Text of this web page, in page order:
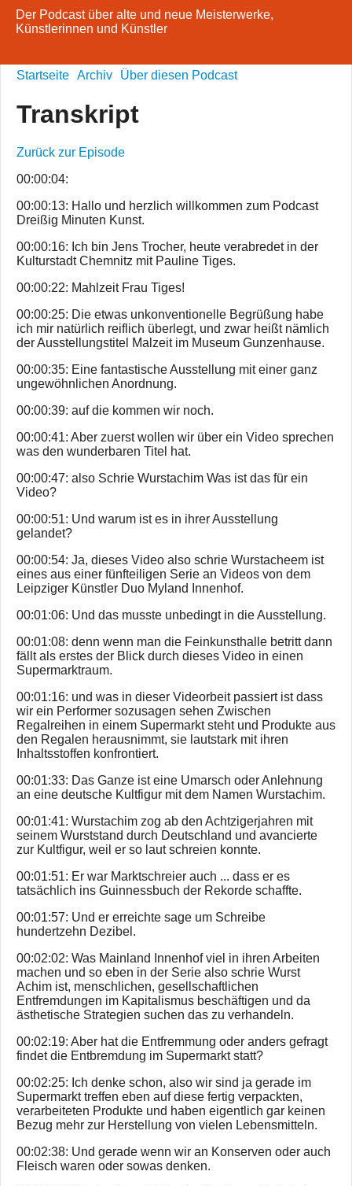
Der Podcast über alte und neue Meisterwerke,
Künstlerinnen und Künstler
Startseite Archiv Über diesen Podcast
Transkript
Zurück zur Episode
00:00:04:
00:00:13: Hallo und herzlich willkommen zum Podcast
Dreißig Minuten Kunst.
00:00:16: Ich bin Jens Trocher, heute verabredet in der
Kulturstadt Chemnitz mit Pauline Tiges.
00:00:22: Mahlzeit Frau Tiges!
00:00:25: Die etwas unkonventionelle Begrüßung habe
ich mir natürlich reiflich überlegt, und zwar heißt nämlich
der Ausstellungstitel Malzeit im Museum Gunzenhause.
00:00:35: Eine fantastische Ausstellung mit einer ganz
ungewöhnlichen Anordnung.
00:00:39: auf die kommen wir noch.
00:00:41: Aber zuerst wollen wir über ein Video sprechen
was den wunderbaren Titel hat.
00:00:47: also Schrie Wurstachim Was ist das für ein
Video?
00:00:51: Und warum ist es in ihrer Ausstellung
gelandet?
00:00:54: Ja, dieses Video also schrie Wurstacheem ist
eines aus einer fünfteiligen Serie an Videos von dem
Leipziger Künstler Duo Myland Innenhof.
00:01:06: Und das musste unbedingt in die Ausstellung.
00:01:08: denn wenn man die Feinkunsthalle betritt dann
fällt als erstes der Blick durch dieses Video in einen
Supermarktraum.
00:01:16: und was in dieser Videorbeit passiert ist dass
wir ein Performer sozusagen sehen Zwischen
Regalreihen in einem Supermarkt steht und Produkte aus
den Regalen herausnimmt, sie lautstark mit ihren
Inhaltsstoffen konfrontiert.
00:01:33: Das Ganze ist eine Umarsch oder Anlehnung
an eine deutsche Kultfigur mit dem Namen Wurstachim.
00:01:41: Wurstachim zog ab den Achtzigerjahren mit
seinem Wurststand durch Deutschland und avancierte
zur Kultfigur, weil er so laut schreien konnte.
00:01:51: Er war Marktschreier auch ... dass er es
tatsächlich ins Guinnessbuch der Rekorde schaffte.
00:01:57: Und er erreichte sage um Schreibe
hundertzehn Dezibel.
00:02:02: Was Mainland Innenhof viel in ihren Arbeiten
machen und so eben in der Serie also schrie Wurst
Achim ist, menschlichen, gesellschaftlichen
Entfremdungen im Kapitalismus beschäftigen und da
ästhetische Strategien suchen das zu verhandeln.
00:02:19: Aber hat die Entfremmung oder anders gefragt
findet die Entbremdung im Supermarkt statt?
00:02:25: Ich denke schon, also wir sind ja gerade im
Supermarkt treffen eben auf diese fertig verpackten,
verarbeiteten Produkte und haben eigentlich gar keinen
Bezug mehr zur Herstellung von vielen Lebensmitteln.
00:02:38: Und gerade wenn wir an Konserven oder auch
Fleisch waren oder sowas denken.